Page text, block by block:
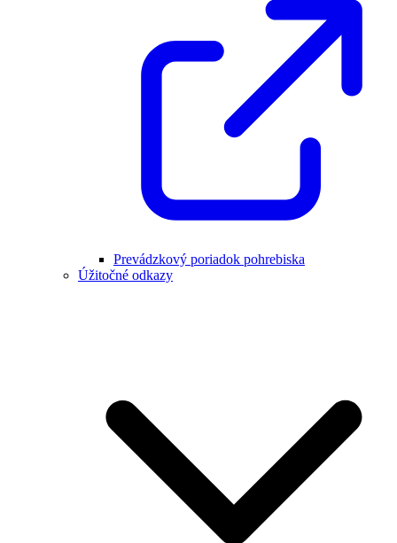
Prevádzkový poriadok pohrebiska
Úžitočné odkazy